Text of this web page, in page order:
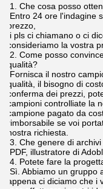
1. Che cosa posso
Entro 24 ore l'indagine
prezzo,
i pls ci chiamano o ci
consideriamo la vostra
2. Come posso
qualità?
Fornisca il nostro
qualità, il bisogno di
conferma dei prezzi,
campioni controlliate la
campione pagato da
rimborsabile se voi
nostra richiesta.
3. Che genere di
PDF, illustratore di
4. Potete fare la
Sì. Abbiamo un gruppo
appena ci diciamo che i